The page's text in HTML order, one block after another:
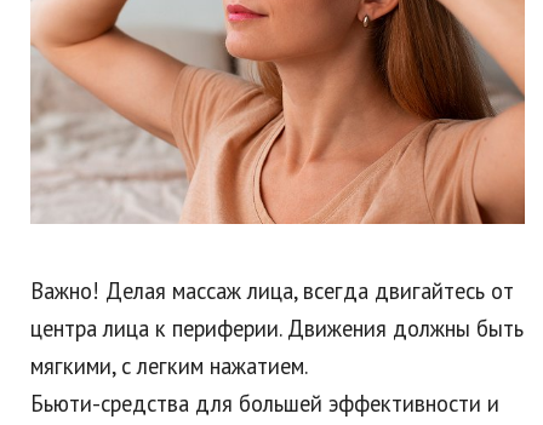
Важно! Делая массаж лица, всегда двигайтесь от
центра лица к периферии. Движения должны быть
мягкими, с легким нажатием.
Бьюти-средства для большей эффективности и